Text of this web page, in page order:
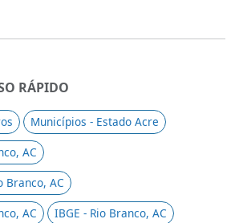
RÁPIDO
Municípios - Estado Acre
AC
Branco, AC
AC
IBGE - Rio Branco, AC